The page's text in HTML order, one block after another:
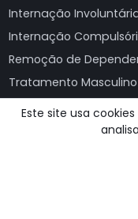
Internação
Internação
Remoção de
Tratamento Masculino
Tratamento Feminino
Ver todas as clínicas
Este site usa